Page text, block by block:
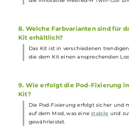
5. Welche Coilvarianten sind
Im Lieferumfang sind die
Dampf bieten.
6. Wie erfolgt die Betankung